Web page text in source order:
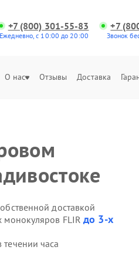
+7 (800) 301-55-83
Ежедневно, с 10:00 до 20:00
+7
Звонок
О нас Отзывы Доставка
доставкой
монокуляров FLIRдо 3-х
часа